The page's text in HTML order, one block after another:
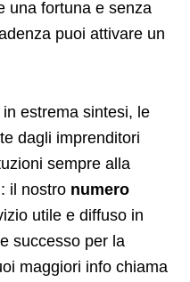
una fortuna e senza
puoi attivare un
estrema sintesi, le
dagli imprenditori
sempre alla
il nostro numero
utile e diffuso in
successo per la
maggiori info chiama